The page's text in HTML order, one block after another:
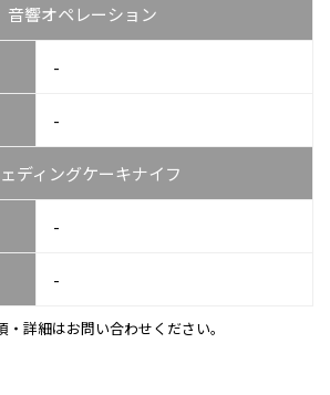
音響オペレーション
-
-
ディングケーキナイフ
-
-
詳細はお問い合わせください。